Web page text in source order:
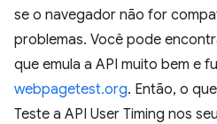
se o navegador não for
problemas. Você pode
que emula a API muito bem e
webpagetest.org. Então, o
Teste a API User Timing nos